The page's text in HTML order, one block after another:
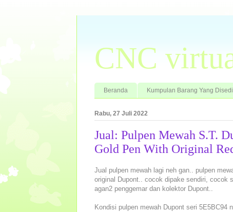
CNC
Beranda Kumpulan Barang Yang
Rabu, 27 Juli 2022
Jual: Pulpen Mewah S.T.
Gold Pen With Original
Jual pulpen mewah lagi neh gan.. pulpen
original Dupont.. cocok dipake sendiri, cocok
agan2 penggemar dan kolektor Dupont..
Kondisi pulpen mewah Dupont seri 5E5BC94